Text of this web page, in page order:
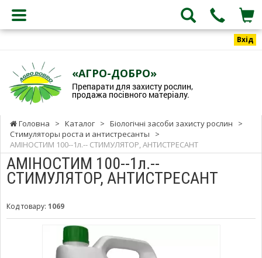
Вхід
«АГРО-ДОБРО»
Препарати для захисту рослин,
продажа посівного матеріалу.
Головна > Каталог > Біологічні засоби захисту рослин
>
Стимуляторы роста и антистресанты
>
АМІНОСТИМ 100--1л.-- СТИМУЛЯТОР, АНТИСТРЕСАНТ
АМІНОСТИМ 100--1л.--
СТИМУЛЯТОР, АНТИСТРЕСАНТ
Код товару: 1069